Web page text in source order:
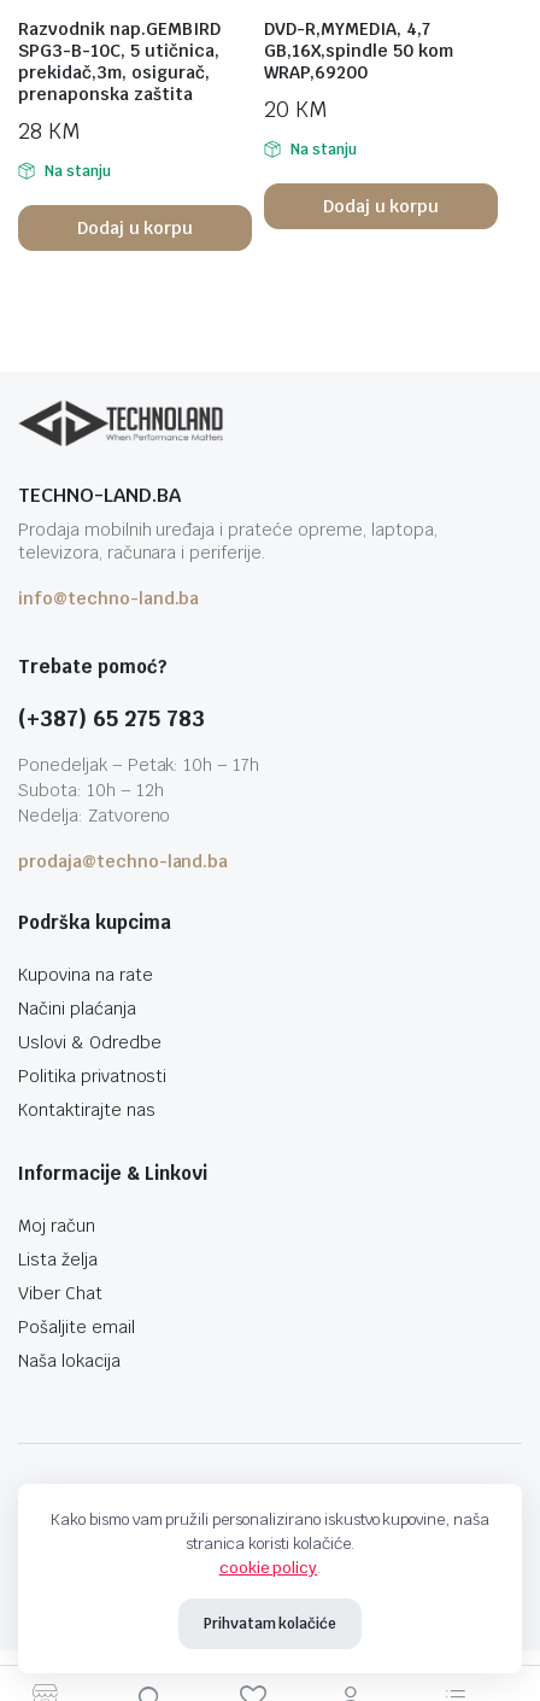
Razvodnik nap.GEMBIRD
SPG3-B-10C, 5 utičnica,
prekidač,3m, osigurač,
prenaponska zaštita
28 KM
Na stanju
Dodaj u korpu
DVD-R,MYMEDIA, 4,7
GB,16X,spindle 50 kom
WRAP,69200
20 KM
Na stanju
Dodaj u korpu
TECHNO-LAND.BA
Prodaja mobilnih uređaja i prateće opreme, laptopa,
televizora, računara i periferije.
info@techno-land.ba
Trebate pomoć?
(+387) 65 275 783
Ponedeljak – Petak: 10h – 17h
Subota: 10h – 12h
Nedelja: Zatvoreno
prodaja@techno-land.ba
Podrška kupcima
Kupovina na rate
Načini plaćanja
Uslovi & Odredbe
Politika privatnosti
Kontaktirajte nas
Informacije & Linkovi
Moj račun
Lista želja
Viber Chat
Pošaljite email
Naša lokacija
Kako bismo vam pružili personalizirano iskustvo kupovine, naša
stranica koristi kolačiće.
cookie policy.
Prihvatam kolačiće